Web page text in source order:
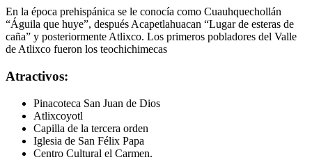
En la época prehispánica se le conocía como Cuauhquechollán
“Águila que huye”, después Acapetlahuacan “Lugar de esteras de
caña” y posteriormente Atlixco. Los primeros pobladores del Valle
de Atlixco fueron los teochichimecas
Atractivos:
Pinacoteca San Juan de Dios
Atlixcoyotl
Capilla de la tercera orden
Iglesia de San Félix Papa
Centro Cultural el Carmen.